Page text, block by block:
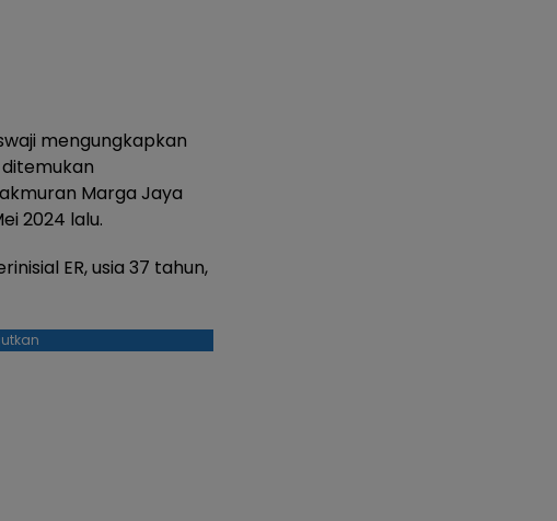
mengungkapkan
Marga Jaya
2024 lalu.
ER, usia 37 tahun,